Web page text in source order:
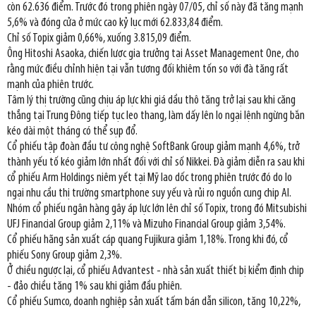
còn 62.636 điểm. Trước đó trong phiên ngày 07/05, chỉ số này đã tăng mạnh
5,6% và đóng cửa ở mức cao kỷ lục mới 62.833,84 điểm.
Chỉ số Topix giảm 0,66%, xuống 3.815,09 điểm.
Ông Hitoshi Asaoka, chiến lược gia trưởng tại Asset Management One, cho
rằng mức điều chỉnh hiện tại vẫn tương đối khiêm tốn so với đà tăng rất
mạnh của phiên trước.
Tâm lý thị trường cũng chịu áp lực khi giá dầu thô tăng trở lại sau khi căng
thẳng tại Trung Đông tiếp tục leo thang, làm dấy lên lo ngại lệnh ngừng bắn
kéo dài một tháng có thể sụp đổ.
Cổ phiếu tập đoàn đầu tư công nghệ SoftBank Group giảm mạnh 4,6%, trở
thành yếu tố kéo giảm lớn nhất đối với chỉ số Nikkei. Đà giảm diễn ra sau khi
cổ phiếu Arm Holdings niêm yết tại Mỹ lao dốc trong phiên trước đó do lo
ngại nhu cầu thị trường smartphone suy yếu và rủi ro nguồn cung chip AI.
Nhóm cổ phiếu ngân hàng gây áp lực lớn lên chỉ số Topix, trong đó Mitsubishi
UFJ Financial Group giảm 2,11% và Mizuho Financial Group giảm 3,54%.
Cổ phiếu hãng sản xuất cáp quang Fujikura giảm 1,18%. Trong khi đó, cổ
phiếu Sony Group giảm 2,3%.
Ở chiều ngược lại, cổ phiếu Advantest - nhà sản xuất thiết bị kiểm định chip
- đảo chiều tăng 1% sau khi giảm đầu phiên.
Cổ phiếu Sumco, doanh nghiệp sản xuất tấm bán dẫn silicon, tăng 10,22%,